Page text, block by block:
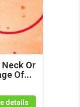
Neck Or
Of...
details